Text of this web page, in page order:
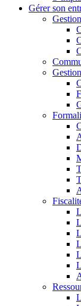
Gérer son